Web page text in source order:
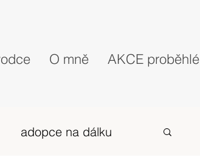
O mně AKCE proběhlé
adopce na dálku